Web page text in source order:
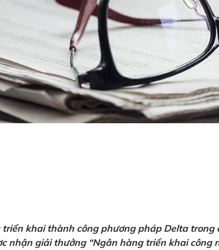
khai thành công phương pháp Delta trong
nhận giải thưởng “Ngân hàng triển khai công